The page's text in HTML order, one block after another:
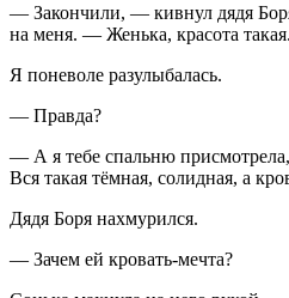
— Закончили, — кивнул дядя
на меня. — Женька, красота такая.
Я поневоле разулыбалась.
— Правда?
— А я тебе спальню
Вся такая тёмная, солидная, а
Дядя Боря нахмурился.
— Зачем ей кровать-мечта?